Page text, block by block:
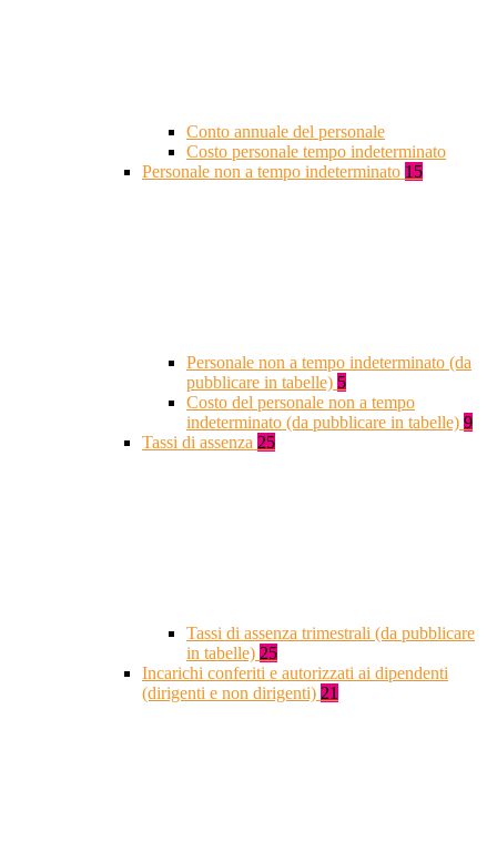
Conto annuale del personale
Costo personale tempo indeterminato
Personale non a tempo indeterminato 15
Personale non a tempo indeterminato (da
pubblicare in tabelle) 5
Costo del personale non a tempo
indeterminato (da pubblicare in tabelle) 9
Tassi di assenza 25
Tassi di assenza trimestrali (da pubblicare
in tabelle) 25
Incarichi conferiti e autorizzati ai dipendenti
(dirigenti e non dirigenti) 21